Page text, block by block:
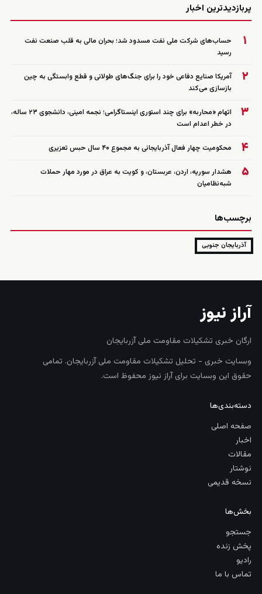
پربازدیدترین اخبار
۱
حساب‌های شرکت ملی نفت مسدود شد؛ بحران مالی به قلب صنعت نفت
رسید
۲
آمریکا صنایع دفاعی خود را برای جنگ‌های طولانی و قطع وابستگی به چین
بازسازی می‌کند
۳
اتهام «محاربه» برای چند استوری اینستاگرامی؛ نجمه امینی، دانشجوی ۲۳ ساله،
در خطر اعدام است
۴ محکومیت چهار فعال آذربایجانی به مجموع ۴۰ سال حبس تعزیری
۵
هشدار سوریه، اردن، عربستان، و کویت به عراق در مورد مهار حملات
شبه‌نظامیان
برچسب‌ها
آذربایجان جنوبی
آراز نیوز
ارگان خبری تشکیلات مقاومت ملی آزربایجان
وبسایت خبری - تحلیل تشکیلات مقاومت ملی آزربایجان. تمامی
حقوق این وبسایت برای آراز نیوز محفوظ است.
دسته‌بندی‌ها
صفحه اصلی
اخبار
مقالات
نوشتار
نسخه قدیمی
بخش‌ها
جستجو
پخش زنده
رادیو
تماس با ما